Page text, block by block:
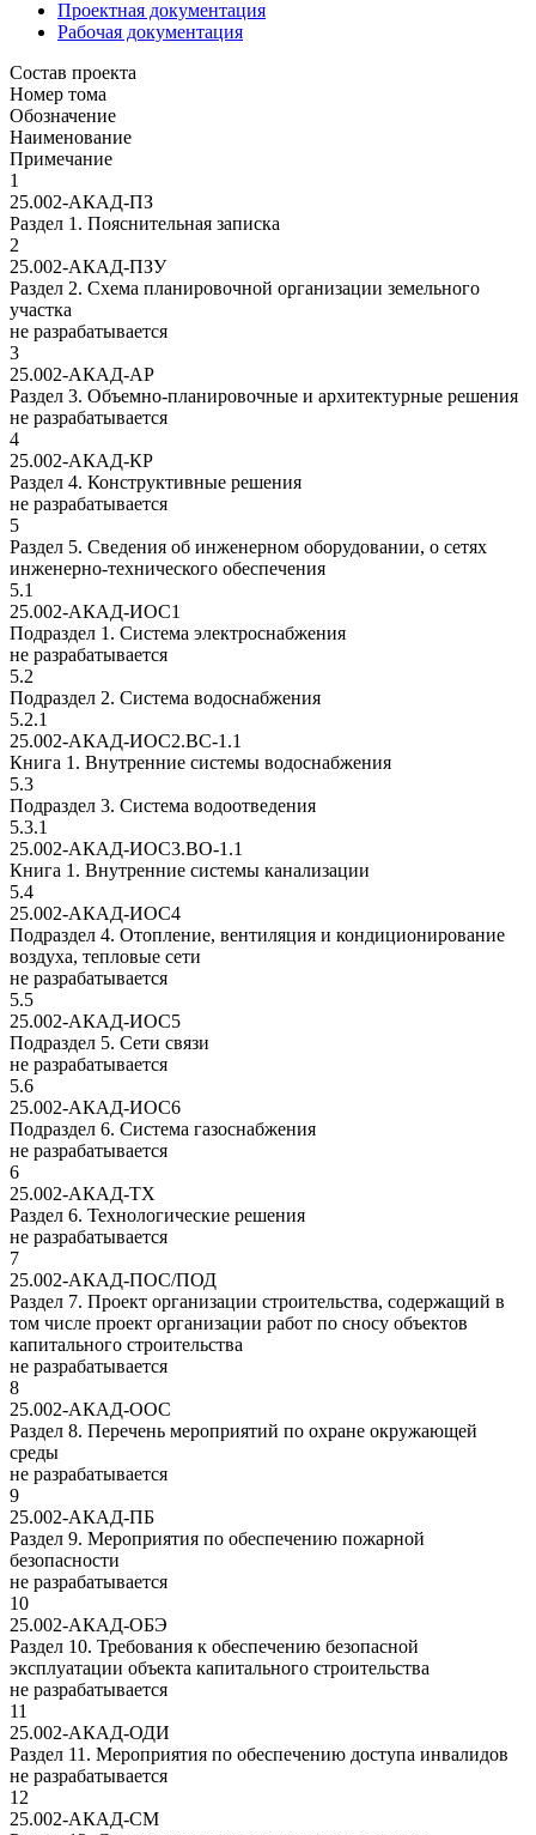
Проектная документация
Рабочая документация
Состав проекта
Номер тома
Обозначение
Наименование
Примечание
1
25.002-АКАД-ПЗ
Раздел 1. Пояснительная записка
2
25.002-АКАД-ПЗУ
Раздел 2. Схема планировочной организации земельного
участка
не разрабатывается
3
25.002-АКАД-АР
Раздел 3. Объемно-планировочные и архитектурные решения
не разрабатывается
4
25.002-АКАД-КР
Раздел 4. Конструктивные решения
не разрабатывается
5
Раздел 5. Сведения об инженерном оборудовании, о сетях
инженерно-технического обеспечения
5.1
25.002-АКАД-ИОС1
Подраздел 1. Система электроснабжения
не разрабатывается
5.2
Подраздел 2. Система водоснабжения
5.2.1
25.002-АКАД-ИОС2.ВС-1.1
Книга 1. Внутренние системы водоснабжения
5.3
Подраздел 3. Система водоотведения
5.3.1
25.002-АКАД-ИОС3.ВО-1.1
Книга 1. Внутренние системы канализации
5.4
25.002-АКАД-ИОС4
Подраздел 4. Отопление, вентиляция и кондиционирование
воздуха, тепловые сети
не разрабатывается
5.5
25.002-АКАД-ИОС5
Подраздел 5. Сети связи
не разрабатывается
5.6
25.002-АКАД-ИОС6
Подраздел 6. Система газоснабжения
не разрабатывается
6
25.002-АКАД-ТХ
Раздел 6. Технологические решения
не разрабатывается
7
25.002-АКАД-ПОС/ПОД
Раздел 7. Проект организации строительства, содержащий в
том числе проект организации работ по сносу объектов
капитального строительства
не разрабатывается
8
25.002-АКАД-ООС
Раздел 8. Перечень мероприятий по охране окружающей
среды
не разрабатывается
9
25.002-АКАД-ПБ
Раздел 9. Мероприятия по обеспечению пожарной
безопасности
не разрабатывается
10
25.002-АКАД-ОБЭ
Раздел 10. Требования к обеспечению безопасной
эксплуатации объекта капитального строительства
не разрабатывается
11
25.002-АКАД-ОДИ
Раздел 11. Мероприятия по обеспечению доступа инвалидов
не разрабатывается
12
25.002-АКАД-СМ